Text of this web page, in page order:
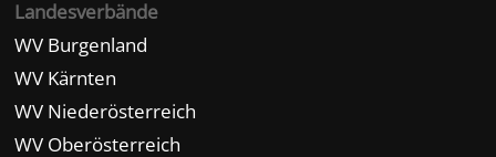
Landesverbände
WV Burgenland
WV Kärnten
WV Niederösterreich
WV Oberösterreich